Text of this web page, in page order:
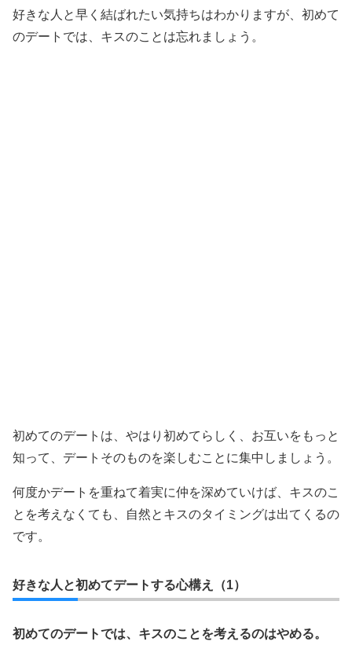
好きな人と早く結ばれたい気持ちはわかりますが、初めて
のデートでは、キスのことは忘れましょう。
初めてのデートは、やはり初めてらしく、お互いをもっと
知って、デートそのものを楽しむことに集中しましょう。
何度かデートを重ねて着実に仲を深めていけば、キスのこ
とを考えなくても、自然とキスのタイミングは出てくるの
です。
好きな人と初めてデートする心構え（1）
初めてのデートでは、キスのことを考えるのはやめる。